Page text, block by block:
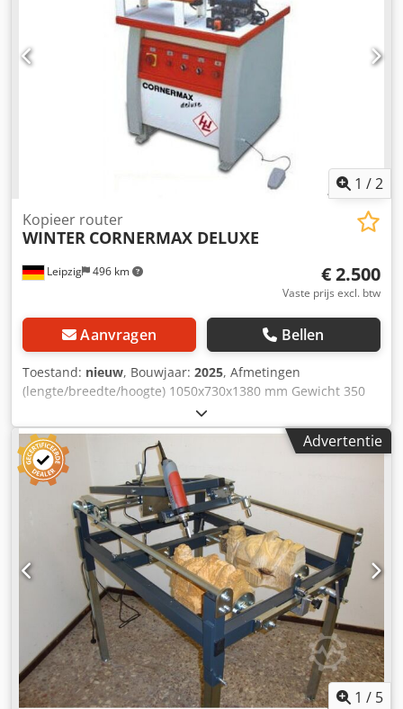
1 /2
Leipzig 496 km
Kopieer router
WINTER CORNERMAX DELUXE
€ 2.500
Vaste prijs excl. btw
Aanvragen Bellen
Toestand: nieuw, Bouwjaar: 2025, Afmetingen
(lengte/breedte/hoogte) 1050x730x1380 mm Gewicht 350
kg Totaal benodigd vermogen 1 kW Hoekfrees CORNERMAX
DELUXE - Randdikte min.– max. 0,4 - 3mm - Werkstukdikte
min.– max. 5 –50mm - Motortoerental 31.000 tpm -
Motorvermogen 0,75 kW - Elektriciteit 230 V / 50 Hz -
Bedrijfsdruk 6 bar - pneumatische werkstukklem -
Spantang 6 mm Chsdpfx Ahevz Exco Uja - inclusief HM
radiusfrees - inclusief polijstunit - Afmetingen L=1050,
B=730, H=1380 mm - Gewicht 350 kg
Advertentie
1 / 5